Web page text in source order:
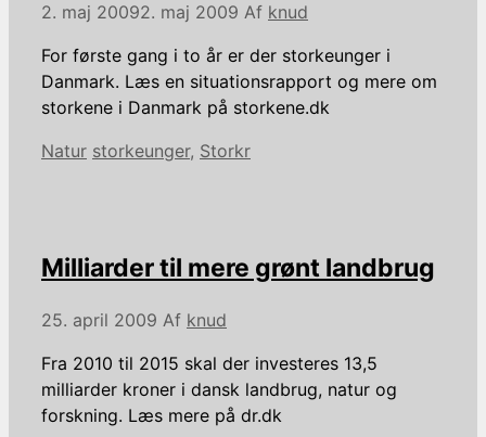
2. maj 20092. maj 2009 Af knud
For første gang i to år er der storkeunger i
Danmark. Læs en situationsrapport og mere om
storkene i Danmark på storkene.dk
Kategorier
Natur Tags
storkeunger, Storkr
Milliarder til mere grønt landbrug
25. april 2009 Af knud
Fra 2010 til 2015 skal der investeres 13,5
milliarder kroner i dansk landbrug, natur og
forskning. Læs mere på dr.dk